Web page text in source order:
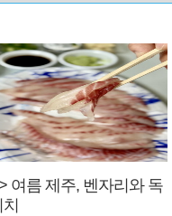
여름 제주, 벤자리와 독